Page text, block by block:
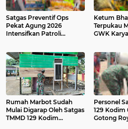
Satgas Preventif Ops
Pekat Agung 2026
Intensifkan Patroli
Ketum
Terpukau
GWK
Rumah Marbot Sudah
Mulai Digarap Oleh Satgas
TMMD 129 Kodim
Personel
129 Kodim
Gotong